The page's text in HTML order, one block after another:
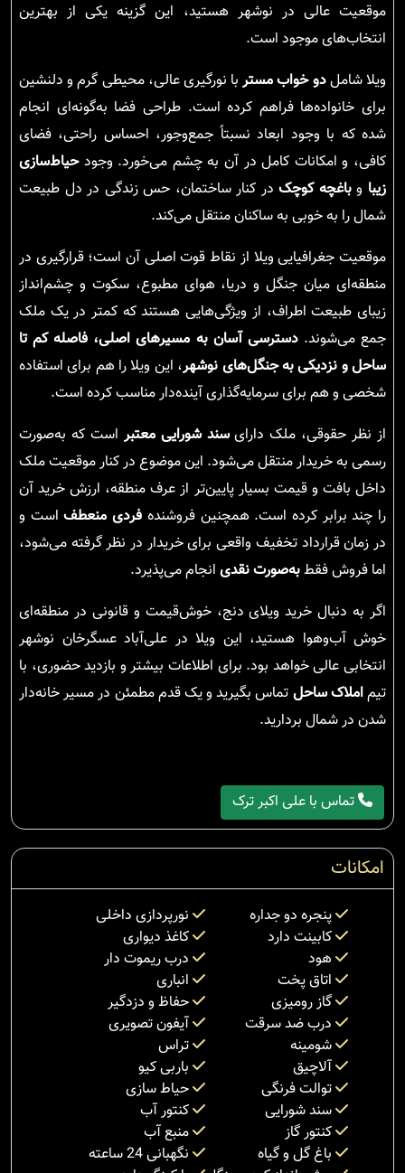
موقعیت عالی در نوشهر هستید، این گزینه یکی از بهترین
انتخاب‌های موجود است.
ویلا شاملدو خواب مستربا نورگیری عالی، محیطی گرم و دلنشین
برای خانواده‌ها فراهم کرده است. طراحی فضا به‌گونه‌ای انجام
شده که با وجود ابعاد نسبتاً جمع‌وجور، احساس راحتی، فضای
کافی، و امکانات کامل در آن به چشم می‌خورد. وجودحیاط‌سازی
زیبا وباغچه کوچکدر کنار ساختمان، حس زندگی در دل طبیعت
شمال را به خوبی به ساکنان منتقل می‌کند.
موقعیت جغرافیایی ویلا از نقاط قوت اصلی آن است؛ قرارگیری در
منطقه‌ای میان جنگل و دریا، هوای مطبوع، سکوت و چشم‌انداز
زیبای طبیعت اطراف، از ویژگی‌هایی هستند که کمتر در یک ملک
جمع می‌شوند.دسترسی آسان به مسیرهای اصلی، فاصله کم تا
ساحل و نزدیکی به جنگل‌های نوشهر، این ویلا را هم برای استفاده
شخصی و هم برای سرمایه‌گذاری آینده‌دار مناسب کرده است.
از نظر حقوقی، ملک دارایسند شورایی معتبر است که به‌صورت
رسمی به خریدار منتقل می‌شود. این موضوع در کنار موقعیت ملک
داخل بافت و قیمت بسیار پایین‌تر از عرف منطقه، ارزش خرید آن
را چند برابر کرده است. همچنین فروشنده فردی منعطفاست و
در زمان قرارداد تخفیف واقعی برای خریدار در نظر گرفته می‌شود،
اما فروش فقطبه‌صورت نقدی انجام می‌پذیرد.
اگر به دنبال خرید ویلای دنج، خوش‌قیمت و قانونی در منطقه‌ای
خوش آب‌وهوا هستید، این ویلا در علی‌آباد عسگرخان نوشهر
انتخابی عالی خواهد بود. برای اطلاعات بیشتر و بازدید حضوری، با
تیماملاک ساحل تماس بگیرید و یک قدم مطمئن در مسیر خانه‌دار
شدن در شمال بردارید.
تماس با علی اکبر ترک
امکانات
پنجره دو جداره
نورپردازی داخلی
کابینت دارد
کاغذ دیواری
هود
درب ریموت دار
اتاق پخت
انباری
گاز رومیزی
حفاظ و دزدگیر
درب ضد سرقت
آیفون تصویری
شومینه
تراس
آلاچیق
باربی کیو
توالت فرنگی
حیاط سازی
سند شورایی
کنتور آب
کنتور گاز
منبع آب
باغ گل و گیاه
نگهبانی 24 ساعته